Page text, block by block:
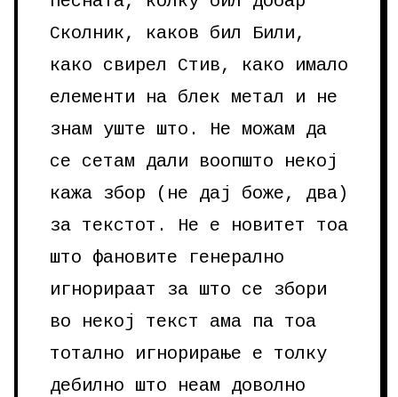
Сколник, каков бил Били,
како свирел Стив, како имало
елементи на блек метал и не
знам уште што. Не можам да
се сетам дали воопшто некој
кажа збор (не дај боже, два)
за текстот. Не е новитет тоа
што фановите генерално
игнорираат за што се збори
во некој текст ама па тоа
тотално игнорирање е толку
дебилно што неам доволно